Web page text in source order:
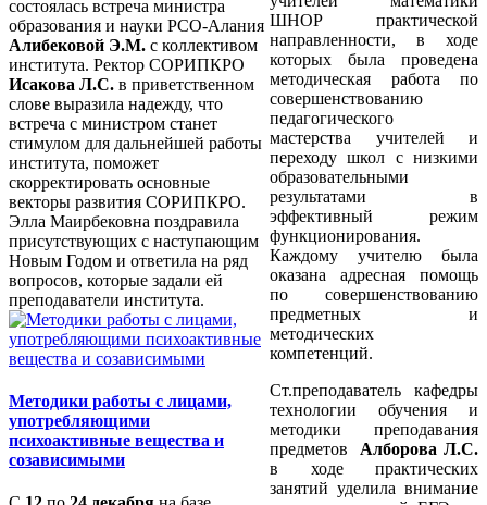
состоялась встреча министра
образования и науки РСО-Алания
Алибековой Э.М. с коллективом
института. Ректор СОРИПКРО
Исакова Л.С. в приветственном
слове выразила надежду, что
встреча с министром станет
стимулом для дальнейшей работы
института, поможет
скорректировать основные
векторы развития СОРИПКРО.
Элла Маирбековна поздравила
присутствующих с наступающим
Новым Годом и ответила на ряд
вопросов, которые задали ей
преподаватели института.
Методики работы с лицами,
употребляющими
психоактивные вещества и
созависимыми
ШНОР практической
направленности, в ходе
которых была проведена
методическая работа по
совершенствованию
педагогического
мастерства учителей и
переходу школ с низкими
образовательными
результатами в
эффективный режим
функционирования.
Каждому учителю была
оказана адресная помощь
по совершенствованию
предметных и
методических
компетенций.
Ст.преподаватель кафедры
технологии обучения и
методики преподавания
предметов Алборова Л.С.
в ходе практических
занятий уделила внимание